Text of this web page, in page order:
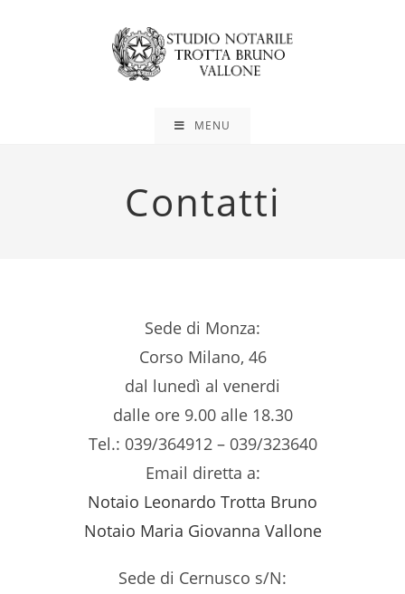
MENU
Contatti
Sede di Monza:
Corso Milano, 46
dal lunedì al venerdi
dalle ore 9.00 alle 18.30
Tel.: 039/364912 – 039/323640
Email diretta a:
Notaio Leonardo Trotta Bruno
Notaio Maria Giovanna Vallone
Sede di Cernusco s/N: